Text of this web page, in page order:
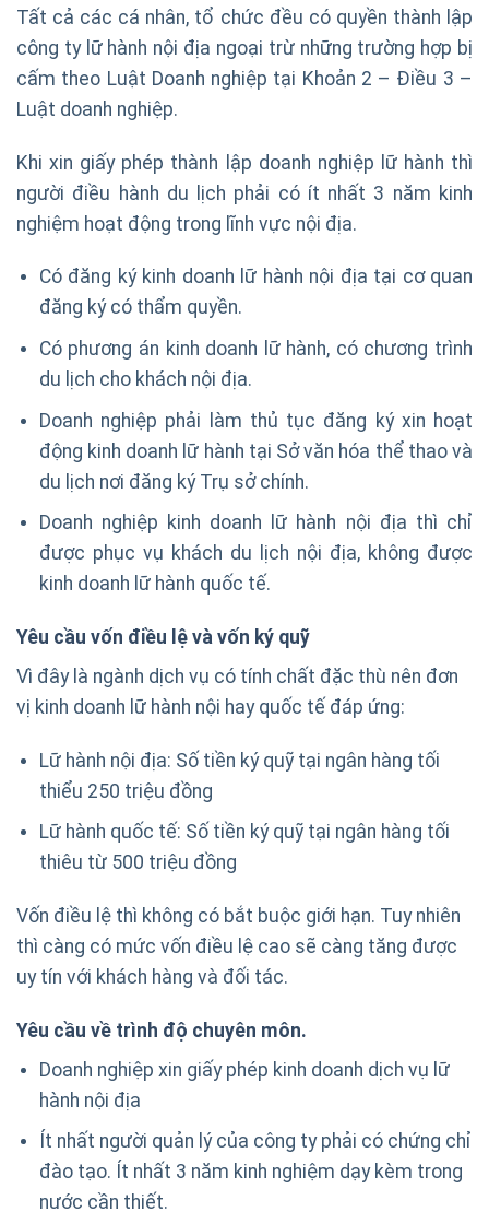
Tất cả các cá nhân, tổ chức đều có quyền thành lập
công ty lữ hành nội địa ngoại trừ những trường hợp bị
cấm theo Luật Doanh nghiệp tại Khoản 2 – Điều 3 –
Luật doanh nghiệp.
Khi xin giấy phép thành lập doanh nghiệp lữ hành thì
người điều hành du lịch phải có ít nhất 3 năm kinh
nghiệm hoạt động trong lĩnh vực nội địa.
Có đăng ký kinh doanh lữ hành nội địa tại cơ quan
đăng ký có thẩm quyền.
Có phương án kinh doanh lữ hành, có chương trình
du lịch cho khách nội địa.
Doanh nghiệp phải làm thủ tục đăng ký xin hoạt
động kinh doanh lữ hành tại Sở văn hóa thể thao và
du lịch nơi đăng ký Trụ sở chính.
Doanh nghiệp kinh doanh lữ hành nội địa thì chỉ
được phục vụ khách du lịch nội địa, không được
kinh doanh lữ hành quốc tế.
Yêu cầu vốn điều lệ và vốn ký quỹ
Vì đây là ngành dịch vụ có tính chất đặc thù nên đơn
vị kinh doanh lữ hành nội hay quốc tế đáp ứng:
Lữ hành nội địa: Số tiền ký quỹ tại ngân hàng tối
thiểu 250 triệu đồng
Lữ hành quốc tế: Số tiền ký quỹ tại ngân hàng tối
thiêu từ 500 triệu đồng
Vốn điều lệ thì không có bắt buộc giới hạn. Tuy nhiên
thì càng có mức vốn điều lệ cao sẽ càng tăng được
uy tín với khách hàng và đối tác.
Yêu cầu về trình độ chuyên môn.
Doanh nghiệp xin giấy phép kinh doanh dịch vụ lữ
hành nội địa
Ít nhất người quản lý của công ty phải có chứng chỉ
đào tạo. Ít nhất 3 năm kinh nghiệm dạy kèm trong
nước cần thiết.